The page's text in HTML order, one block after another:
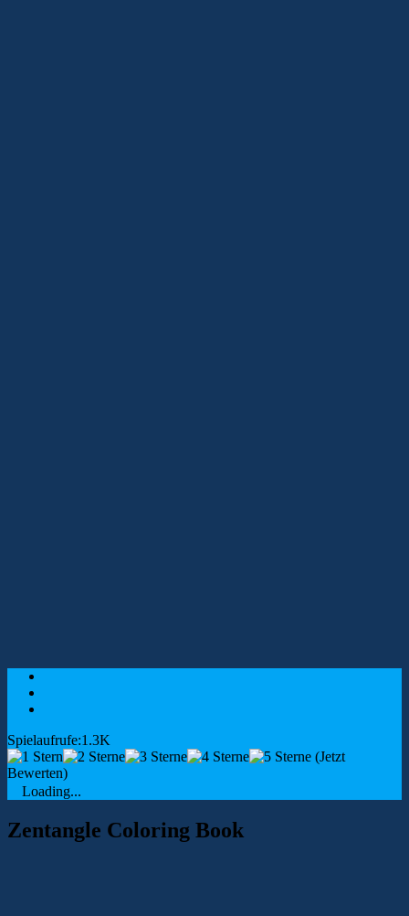
Spielaufrufe:1.3K
(Jetzt
Bewerten)
Loading...
Zentangle Coloring Book